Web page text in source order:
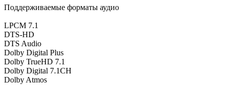
Поддерживаемые форматы аудио
LPCM 7.1
DTS-HD
DTS Audio
Dolby Digital Plus
Dolby TrueHD 7.1
Dolby Digital 7.1CH
Dolby Atmos